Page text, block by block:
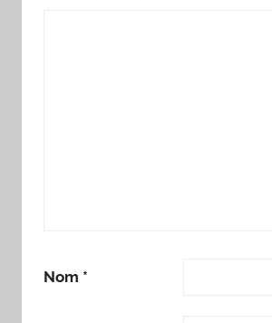
Nom *